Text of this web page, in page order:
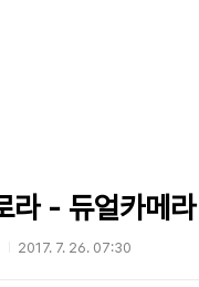
라 - 듀얼카메
2017. 7. 26. 07:30